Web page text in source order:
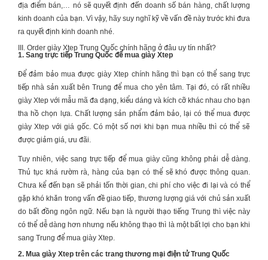
địa điểm bán,… nó sẽ quyết định đến doanh số bán hàng, chất lượng
kinh doanh của bạn. Vì vậy, hãy suy nghĩ kỹ về vấn đề này trước khi đưa
ra quyết định kinh doanh nhé.
III. Order giày Xtep Trung Quốc chính hãng ở đâu uy tín nhất?
1. Sang trực tiếp Trung Quốc để mua giày Xtep
Để đảm bảo mua được giày Xtep chính hãng thì bạn có thể sang trực
tiếp nhà sản xuất bên Trung để mua cho yên tâm. Tại đó, có rất nhiều
giày Xtep với mẫu mã đa dạng, kiểu dáng và kích cỡ khác nhau cho bạn
tha hồ chọn lựa. Chất lượng sản phẩm đảm bảo, lại có thể mua được
giày Xtep với giá gốc. Có một số nơi khi bạn mua nhiều thì có thể sẽ
được giảm giá, ưu đãi.
Tuy nhiên, việc sang trực tiếp để mua giày cũng không phải dễ dàng.
Thủ tục khá rườm rà, hàng của bạn có thể sẽ khó được thông quan.
Chưa kể đến bạn sẽ phải tốn thời gian, chi phí cho việc đi lại và có thể
gặp khó khăn trong vấn đề giao tiếp, thương lượng giá với chủ sản xuất
do bất đồng ngôn ngữ. Nếu bạn là người thạo tiếng Trung thì việc này
có thể dễ dàng hơn nhưng nếu không thạo thì là một bất lợi cho bạn khi
sang Trung để mua giày Xtep.
2. Mua giày Xtep trên các trang thương mại điện tử Trung Quốc